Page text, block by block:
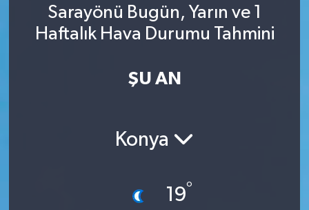
Sarayönü Bugün, Yarın ve 1
Haftalık Hava Durumu Tahmini
ŞU AN
Konya
19°
Trafik Durumu
Süper Lig Puan Durumu ve Fikstür